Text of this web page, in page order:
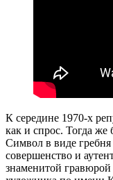
К середине 1970-х
как и спрос. Тогда же
Символ в виде
совершенство и
знаменитой